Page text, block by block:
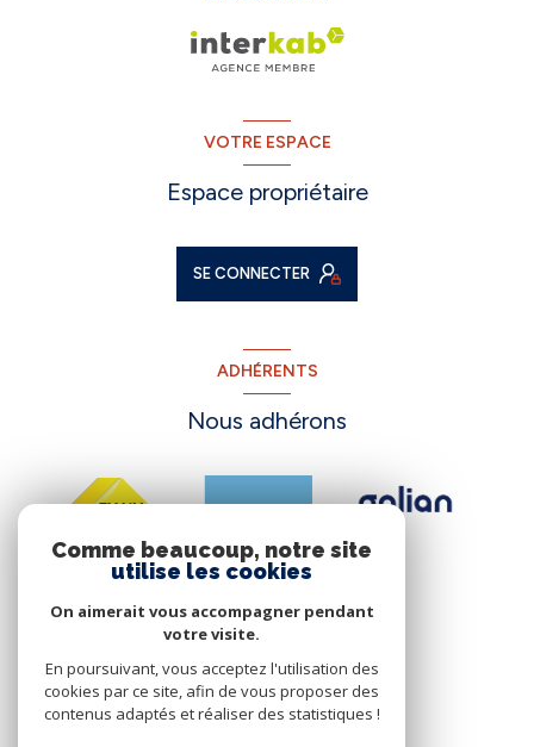
VOTRE ESPACE
Espace propriétaire
SE CONNECTER
ADHÉRENTS
Nous adhérons
Comme beaucoup, notre site
utilise les cookies
On aimerait vous accompagner pendant
votre visite.
En poursuivant, vous acceptez l'utilisation des
cookies par ce site, afin de vous proposer des
contenus adaptés et réaliser des statistiques !